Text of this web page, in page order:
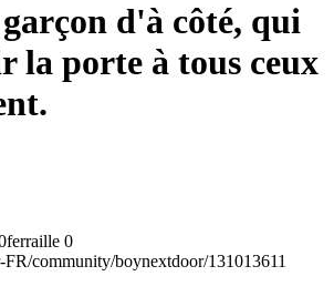
garçon d'à côté, qui
la porte à tous ceux
ferraille 0
community/boynextdoor/131013611